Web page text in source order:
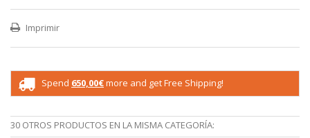
Imprimir
Spend 650,00€more and get Free Shipping!
30 OTROS PRODUCTOS EN LA MISMA CATEGORÍA: